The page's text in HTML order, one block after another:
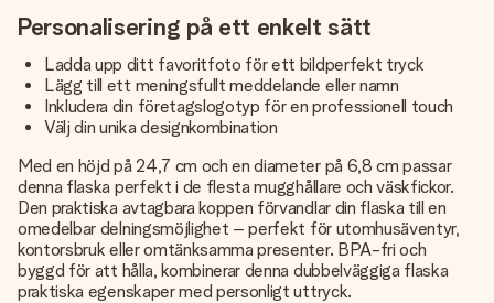
Personalisering på ett enkelt sätt
Ladda upp ditt favoritfoto för ett bildperfekt tryck
Lägg till ett meningsfullt meddelande eller namn
Inkludera din företagslogotyp för en professionell touch
Välj din unika designkombination
Med en höjd på 24,7 cm och en diameter på 6,8 cm passar
denna flaska perfekt i de flesta mugghållare och väskfickor.
Den praktiska avtagbara koppen förvandlar din flaska till en
omedelbar delningsmöjlighet – perfekt för utomhusäventyr,
kontorsbruk eller omtänksamma presenter. BPA-fri och
byggd för att hålla, kombinerar denna dubbelväggiga flaska
praktiska egenskaper med personligt uttryck.